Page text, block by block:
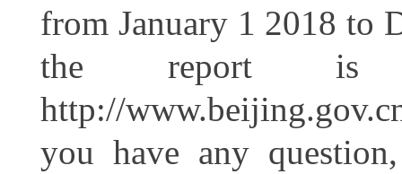
from January 1 2018 to
the report is
http://
you have any